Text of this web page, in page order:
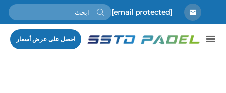
[email protected]
احصل على عرض أسعار